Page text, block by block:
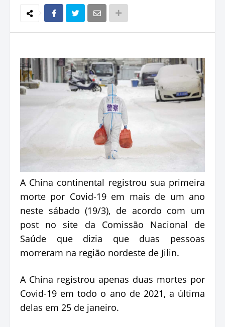
A China continental registrou sua primeira
morte por Covid-19 em mais de um ano
neste sábado (19/3), de acordo com um
post no site da Comissão Nacional de
Saúde que dizia que duas pessoas
morreram na região nordeste de Jilin.
A China registrou apenas duas mortes por
Covid-19 em todo o ano de 2021, a última
delas em 25 de janeiro.